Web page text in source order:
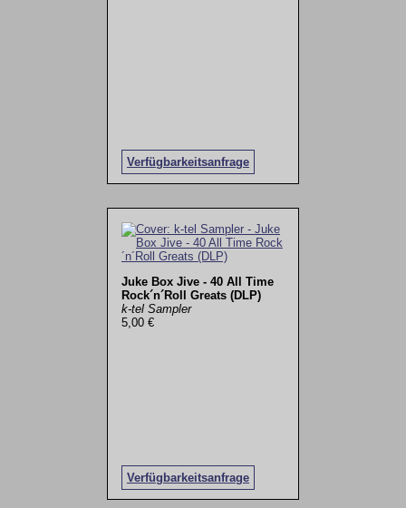
Verfügbarkeitsanfrage
Juke Box Jive - 40 All Time
Rock´n´Roll Greats (DLP)
k-tel Sampler
5,00 €
Verfügbarkeitsanfrage